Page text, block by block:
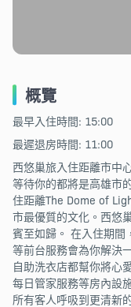
概覽
最早入住時間: 15:00
最遲退房時間: 11:00
西悠巢旅入住距離市中
等待你的都將是高雄市
住距離The Dome of
市最優質的文化。西悠
賓至如歸。 在入住期間
等前台服務會為你解決
自助洗衣店都幫你將心
每日管家服務等房內設
所有客人呼吸到更清新